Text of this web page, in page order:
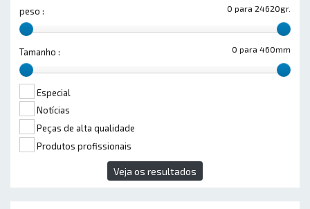
0 para 24620gr.
peso :
0 para 460mm
Tamanho :
Especial
Notícias
Peças de alta qualidade
Produtos profissionais
Veja os resultados